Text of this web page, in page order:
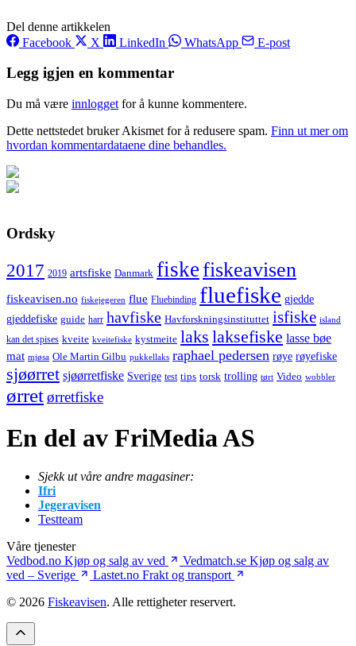
Del denne artikkelen
Facebook
X LinkedIn WhatsApp E-post
Legg igjen en kommentar
Du må være innlogget for å kunne kommentere.
Dette nettstedet bruker Akismet for å redusere spam. Finn ut mer om
hvordan kommentardataene dine behandles.
Ordsky
2017 2019 artsfiske Danmark fiskefiskeavisen
fiskeavisen.no fiskejegeren flue Fluebinding fluefiske gjedde
gjeddefiske guide harr havfiske Havforskningsinstituttet isfiske island
kan det spises kveite kveitefiske kystmeite laks laksefiske lasse bøe
mat mjøsa Ole Martin Gilbu pukkellaks raphael pedersen røye røyefiske
sjøørret sjøørretfiske Sverige test tips torsk trolling tørt Video wobbler
ørretørretfiske
En del av FriMedia AS
Sjekk ut våre andre magasiner:
Ifri
Jegeravisen
Testteam
Våre tjenester
Vedbod.no Kjøp og salg av ved Vedmatch.se Kjøp og salg av
ved – Sverige
Lastet.no Frakt og transport
© 2026 Fiskeavisen. Alle rettigheter reservert.